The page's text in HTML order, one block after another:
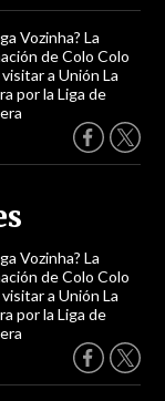
Vozinha? La
de Colo Colo
a Unión La
por la Liga de
Vozinha? La
de Colo Colo
a Unión La
por la Liga de